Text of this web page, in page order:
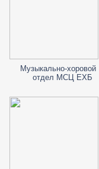
Музыкально-хоровой
отдел МСЦ ЕХБ